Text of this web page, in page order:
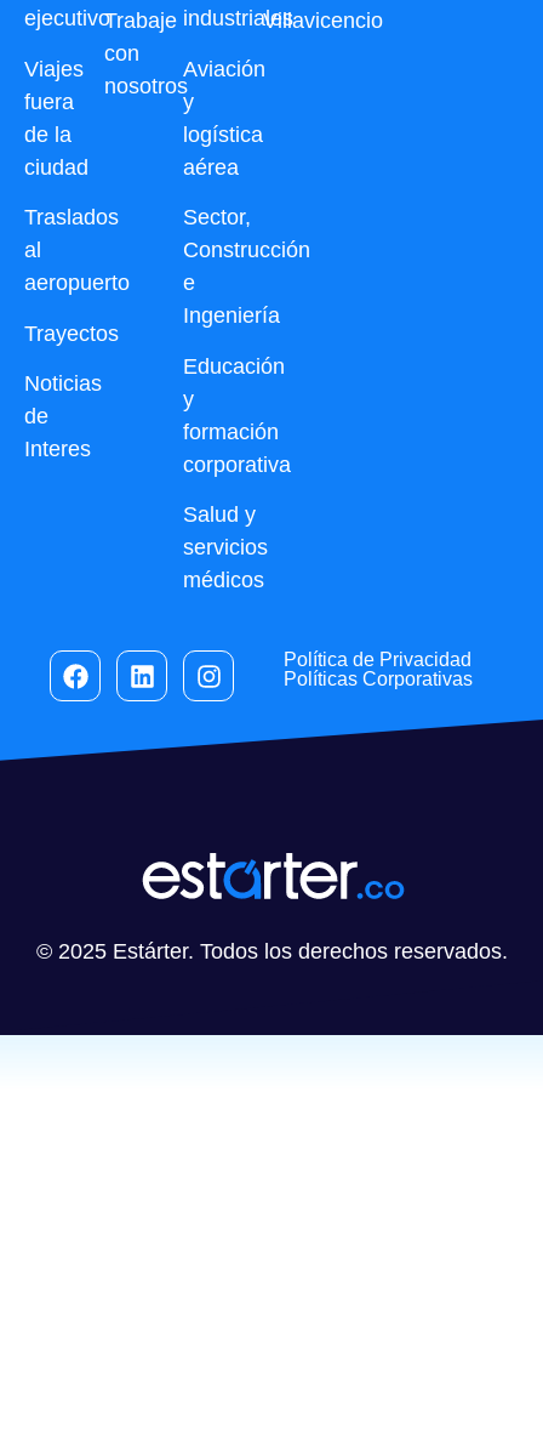
ejecutivo
Viajes
fuera
de la
ciudad
Traslados
al
aeropuerto
Trayectos
Noticias
de
Interes
industriales
Aviación
y
logística
aérea
Sector,
Construcción
e
Ingeniería
Educación
y
formación
corporativa
Salud y
servicios
médicos
Villavicencio
Trabaje
con
nosotros
Política de Privacidad
Políticas Corporativas
© 2025 Estárter. Todos los derechos reservados.